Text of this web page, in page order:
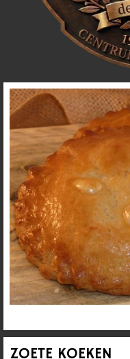
webshop
ZOETE KOEKEN